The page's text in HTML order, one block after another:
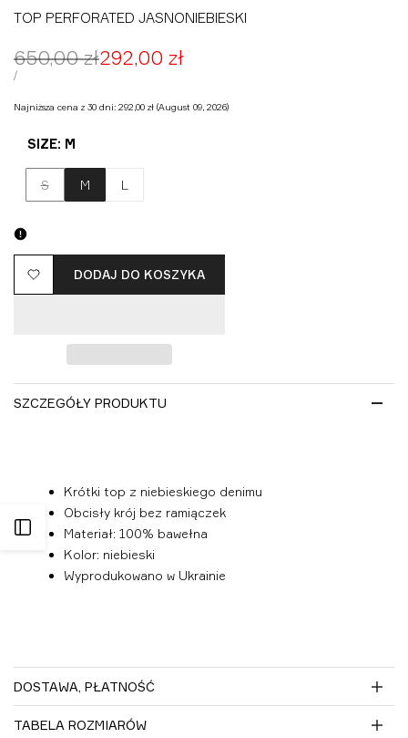
Otwórz
panel
TOP PERFORATED JASNONIEBIESKI
Cena
regularna
650,00 złCena
292,00 zł
CENA
/ZA
Najniższa cena z 30 dni: 292,00 zł (August 09, 2026)
SIZE: M
Wariant
wyprzedany
S M L
DODAJ DO KOSZYKA
Dodaj
życzeń
SZCZEGÓŁY PRODUKTU
Krótki top z niebieskiego denimu
Obcisły krój bez ramiączek
Materiał: 100% bawełna
Kolor: niebieski
Wyprodukowano w Ukrainie
DOSTAWA, PŁATNOŚĆ
TABELA ROZMIARÓW